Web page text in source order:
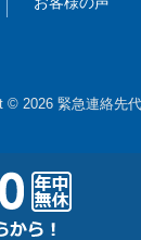
© 2026 緊急連絡先